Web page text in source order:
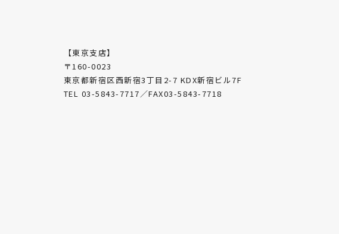
【東京支店】
〒160-0023
東京都新宿区西新宿3丁目2-7 KDX新宿ビル7F
TEL 03-5843-7717／FAX03-5843-7718